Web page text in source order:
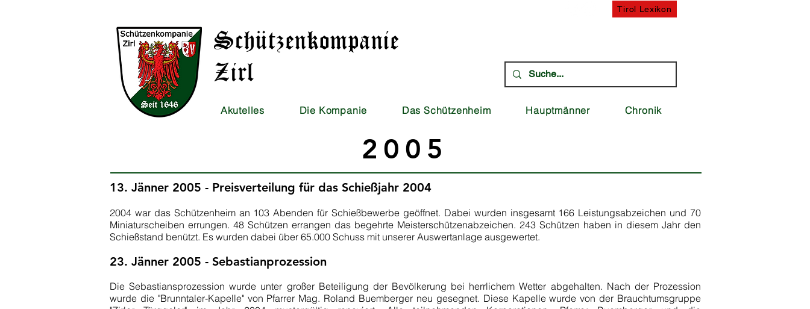
Tirol Lexikon
Schützenkompanie
Zirl
Akutelles Die Kompanie Das Schützenheim Hauptmänner Chronik
2005
13. Jänner 2005 -­ Preisverteilung für das Schießjahr 2004
2004 war das Schützenheim an 103 Abenden für Schießbewerbe geöffnet. Dabei wurden insgesamt 166 Leistungsabzeichen und 70
Miniaturscheiben errungen. 48 Schützen errangen das begehrte Meisterschützenabzeichen. 243 Schützen haben in diesem Jahr den
Schießstand benützt. Es wurden dabei über 65.000 Schuss mit unserer Auswertanlage ausgewertet.
23. Jänner 2005 - Sebastianprozession
Die Sebastiansprozession wurde unter großer Beteiligung der Bevölkerung bei herrlichem Wetter abgehalten. Nach der Prozession
wurde die "Brunntaler-Kapelle" von Pfarrer Mag. Roland Buemberger neu gesegnet. Diese Kapelle wurde von der Brauchtumsgruppe